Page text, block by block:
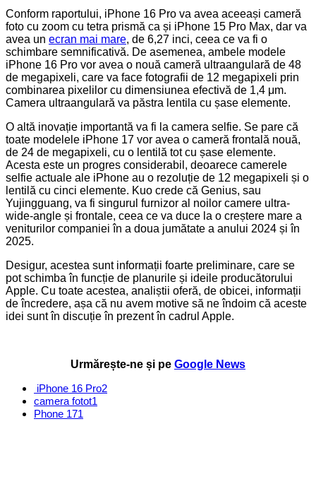
Conform raportului, iPhone 16 Pro va avea aceeași cameră
foto cu zoom cu tetra prismă ca și iPhone 15 Pro Max, dar va
avea un ecran mai mare, de 6,27 inci, ceea ce va fi o
schimbare semnificativă. De asemenea, ambele modele
iPhone 16 Pro vor avea o nouă cameră ultraangulară de 48
de megapixeli, care va face fotografii de 12 megapixeli prin
combinarea pixelilor cu dimensiunea efectivă de 1,4 μm.
Camera ultraangulară va păstra lentila cu șase elemente.
O altă inovație importantă va fi la camera selfie. Se pare că
toate modelele iPhone 17 vor avea o cameră frontală nouă,
de 24 de megapixeli, cu o lentilă tot cu șase elemente.
Acesta este un progres considerabil, deoarece camerele
selfie actuale ale iPhone au o rezoluție de 12 megapixeli și o
lentilă cu cinci elemente. Kuo crede că Genius, sau
Yujingguang, va fi singurul furnizor al noilor camere ultra-
wide-angle și frontale, ceea ce va duce la o creștere mare a
veniturilor companiei în a doua jumătate a anului 2024 și în
2025.
Desigur, acestea sunt informații foarte preliminare, care se
pot schimba în funcție de planurile și ideile producătorului
Apple. Cu toate acestea, analiștii oferă, de obicei, informații
de încredere, așa că nu avem motive să ne îndoim că aceste
idei sunt în discuție în prezent în cadrul Apple.
Urmărește-ne și pe Google News
iPhone 16 Pro2
camera fotot1
Phone 171